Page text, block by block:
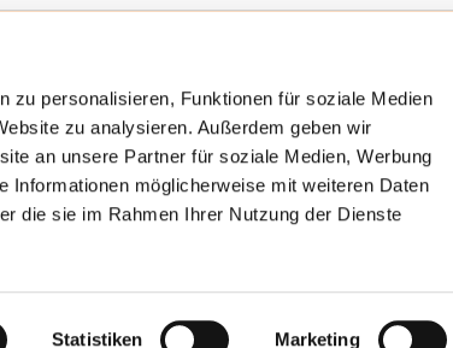
zu personalisieren, Funktionen für soziale Medien
zu analysieren. Außerdem geben wir
an unsere Partner für soziale Medien, Werbung
Informationen möglicherweise mit weiteren Daten
die sie im Rahmen Ihrer Nutzung der Dienste
Statistiken Marketing
Ärzte & Einweiser
Anfahrt
erneuern oder ändern